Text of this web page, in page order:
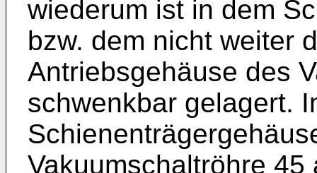
wiederum ist in dem
bzw. dem nicht weiter
Antriebsgehäuse des
schwenkbar gelagert.
Vakuumschaltröhre